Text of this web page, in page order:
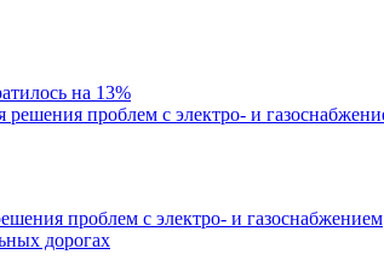
на 13%
проблем с электро- и газоснабжением